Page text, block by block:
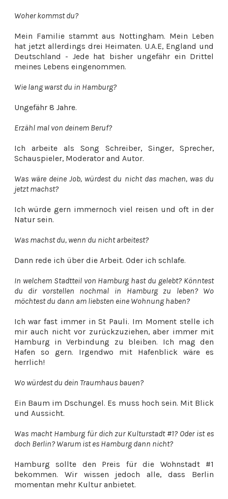
Woher kommst du?
Mein Familie stammt aus Nottingham. Mein Leben
hat jetzt allerdings drei Heimaten. U.A.E, England und
Deutschland - Jede hat bisher ungefähr ein Drittel
meines Lebens eingenommen.
Wie lang warst du in Hamburg?
Ungefähr 8 Jahre.
Erzähl mal von deinem Beruf?
Ich arbeite als Song Schreiber, Singer, Sprecher,
Schauspieler, Moderator and Autor.
Was wäre deine Job, würdest du nicht das machen, was du
jetzt machst?
Ich würde gern immernoch viel reisen und oft in der
Natur sein.
Was machst du, wenn du nicht arbeitest?
Dann rede ich über die Arbeit. Oder ich schlafe.
In welchem Stadtteil von Hamburg hast du gelebt? Könntest
du dir vorstellen nochmal in Hamburg zu leben? Wo
möchtest du dann am liebsten eine Wohnung haben?
Ich war fast immer in St Pauli. Im Moment stelle ich
mir auch nicht vor zurückzuziehen, aber immer mit
Hamburg in Verbindung zu bleiben. Ich mag den
Hafen so gern. Irgendwo mit Hafenblick wäre es
herrlich!
Wo würdest du dein Traumhaus bauen?
Ein Baum im Dschungel. Es muss hoch sein. Mit Blick
und Aussicht.
Was macht Hamburg für dich zur Kulturstadt #1? Oder ist es
doch Berlin? Warum ist es Hamburg dann nicht?
Hamburg sollte den Preis für die Wohnstadt #1
bekommen. Wir wissen jedoch alle, dass Berlin
momentan mehr Kultur anbietet.